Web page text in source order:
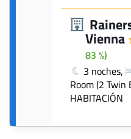
Vienna
83 %)
3 noches,
Room (2 Twin
HABITACIÓN